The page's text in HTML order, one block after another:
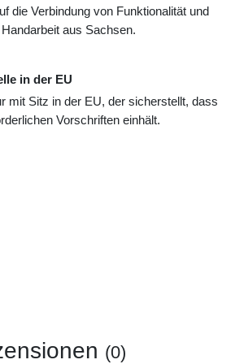
die Verbindung von Funktionalität und
aus Sachsen.
in der EU
mit Sitz in der EU, der sicherstellt, dass
Vorschriften einhält.
(0)